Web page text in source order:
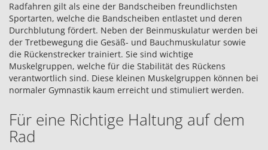
Radfahren gilt als eine der Bandscheiben freundlichsten
Sportarten, welche die Bandscheiben entlastet und deren
Durchblutung fördert. Neben der Beinmuskulatur werden bei
der Tretbewegung die Gesäß- und Bauchmuskulatur sowie
die Rückenstrecker trainiert. Sie sind wichtige
Muskelgruppen, welche für die Stabilität des Rückens
verantwortlich sind. Diese kleinen Muskelgruppen können bei
normaler Gymnastik kaum erreicht und stimuliert werden.
Für eine Richtige Haltung auf dem
Rad